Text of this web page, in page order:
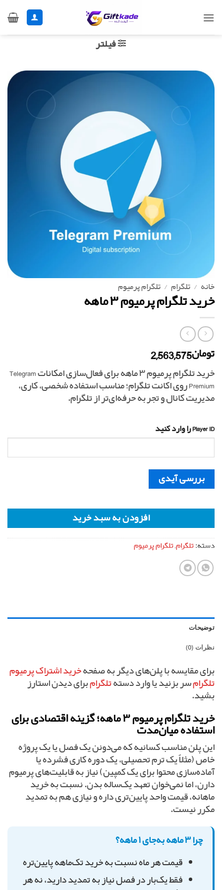
فیلتر
خانه / تلگرام / تلگرام پرمیوم
خرید تلگرام پرمیوم ۳ ماهه
تومان2,563,575
خرید تلگرام پرمیوم ۳ ماهه برای فعال‌سازی امکانات Telegram
Premium روی اکانت تلگرام؛ مناسب استفاده شخصی، کاری،
مدیریت کانال و تجربه حرفه‌ای‌تر از تلگرام.
Player ID را وارد کنید
بررسی آیدی
افزودن به سبد خرید
دسته:تلگرام,تلگرام پرمیوم
توضیحات
نظرات (0)
برای مقایسه با پلن‌های دیگر به صفحهخرید اشتراک پرمیوم
تلگرامسر بزنید یا وارد دستهتلگرامبرای دیدن استارز
بشید.
خرید تلگرام پرمیوم ۳ ماهه؛ گزینه اقتصادی برای
استفاده میان‌مدت
این پلن مناسب کسانیه که می‌دونن یک فصل یا یک پروژه
خاص (مثلاً یک ترم تحصیلی، یک دوره کاری فشرده یا
آماده‌سازی محتوا برای یک کمپین) نیاز به قابلیت‌های پرمیوم
دارن، اما نمی‌خوان تعهد یک‌ساله بدن. نسبت به خرید
ماهانه، قیمت واحد پایین‌تری داره و نیازی هم به تمدید
مکرر نیست.
چرا ۳ ماهه به‌جای ۱ ماهه؟
قیمت هر ماه نسبت به خرید تک‌ماهه پایین‌تره
فقط یک‌بار در فصل نیاز به تمدید دارید، نه هر